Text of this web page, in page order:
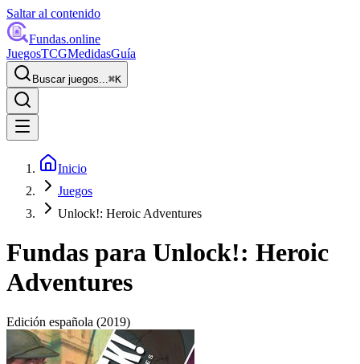
Saltar al contenido
Fundas.online
JuegosTCGMedidasGuía
Buscar juegos...⌘K
Inicio
Juegos
Unlock!: Heroic Adventures
Fundas para Unlock!: Heroic
Adventures
Edición española (2019)